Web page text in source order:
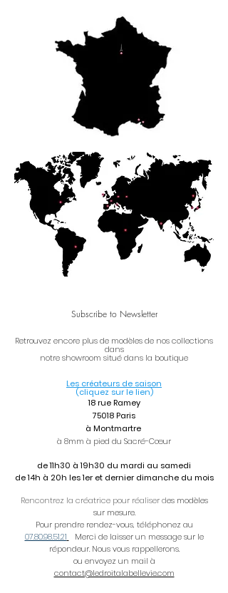
Subscribe to Newsletter
Retrouvez encore plus de modèles de nos collections
dans
notre showroom situé dans la boutique
Les créateurs de saison
(cliquez sur le lien)
18 rue Ramey
75018 Paris
à Montmartre
à 8mm à pied du Sacré-Cœur
de 11h30 à 19h30 du mardi au samedi
de 14h à 20h les 1er et dernier dimanche du mois
Rencontrez la créatrice pour réaliser des modèles
sur mesure.
Pour prendre rendez-vous, téléphonez au
07.80.98.51.21
Merci de laisser un message sur le
répondeur. Nous vous rappellerons.
ou envoyez un mail à
contact@ledroitalabellevie.com